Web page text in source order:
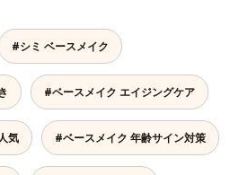
#シミ ベースメイク
#ベースメイク エイジングケア
気 #ベースメイク 年齢サイン対策